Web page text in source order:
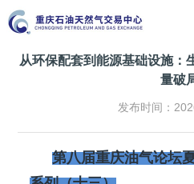
从环保配套到能源基础设施：
量破
发布时间：
第八届重庆油气论坛